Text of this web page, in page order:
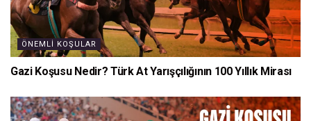
ÖNEMLI KOŞULAR
Gazi Koşusu Nedir? Türk At Yarışçılığının 100 Yıllık Mirası